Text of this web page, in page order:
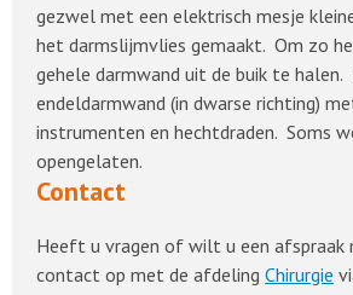
gezwel met een elektrisch mesje
het darmslijmvlies gemaakt. Om zo
gehele darmwand uit de buik te
endeldarmwand (in dwarse richting)
instrumenten en hechtdraden. Soms
opengelaten.
Contact
Heeft u vragen of wilt u een afspraak
contact op met de afdeling Chirurgie